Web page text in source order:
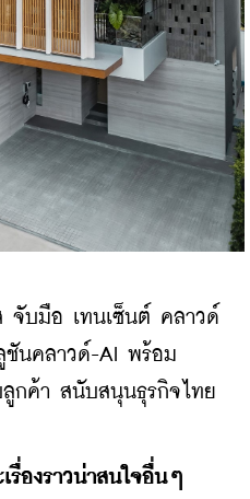
จับมือ เทนเซ็นต์ คลาวด์
ชันคลาวด์-AI พร้อม
ลูกค้า สนับสนุนธุรกิจไทย
รื่องราวน่าสนใจอื่นๆ